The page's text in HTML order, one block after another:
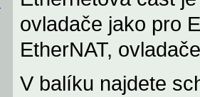
ovladače jako pro
EtherNAT,
V balíku najdete